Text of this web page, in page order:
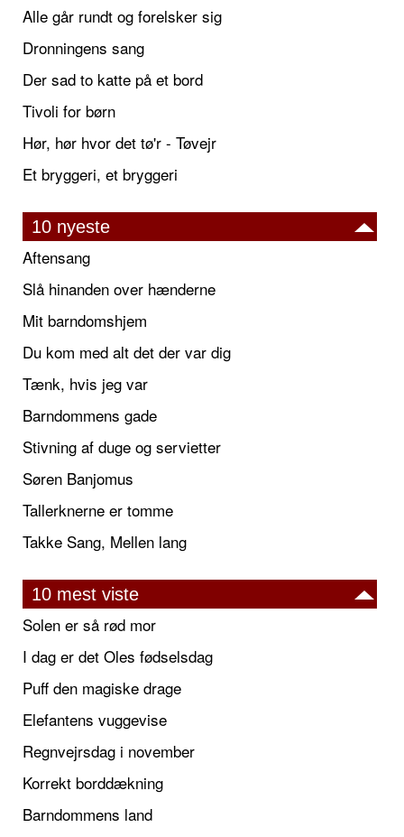
Alle går rundt og forelsker sig
Dronningens sang
Der sad to katte på et bord
Tivoli for børn
Hør, hør hvor det tø'r - Tøvejr
Et bryggeri, et bryggeri
10 nyeste
Aftensang
Slå hinanden over hænderne
Mit barndomshjem
Du kom med alt det der var dig
Tænk, hvis jeg var
Barndommens gade
Stivning af duge og servietter
Søren Banjomus
Tallerknerne er tomme
Takke Sang, Mellen lang
10 mest viste
Solen er så rød mor
I dag er det Oles fødselsdag
Puff den magiske drage
Elefantens vuggevise
Regnvejrsdag i november
Korrekt borddækning
Barndommens land